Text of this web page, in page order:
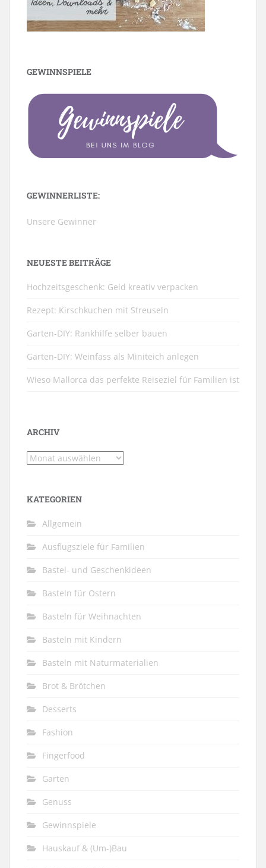
GEWINNSPIELE
GEWINNERLISTE:
Unsere Gewinner
NEUESTE BEITRÄGE
Hochzeitsgeschenk: Geld kreativ verpacken
Rezept: Kirschkuchen mit Streuseln
Garten-DIY: Rankhilfe selber bauen
Garten-DIY: Weinfass als Miniteich anlegen
Wieso Mallorca das perfekte Reiseziel für Familien ist
ARCHIV
Archiv
KATEGORIEN
Allgemein
Ausflugsziele für Familien
Bastel- und Geschenkideen
Basteln für Ostern
Basteln für Weihnachten
Basteln mit Kindern
Basteln mit Naturmaterialien
Brot & Brötchen
Desserts
Fashion
Fingerfood
Garten
Genuss
Gewinnspiele
Hauskauf & (Um-)Bau